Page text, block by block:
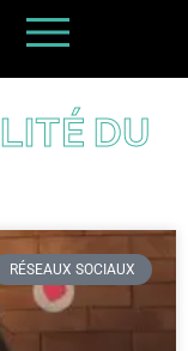
DU
RÉSEAUX SOCIAUX